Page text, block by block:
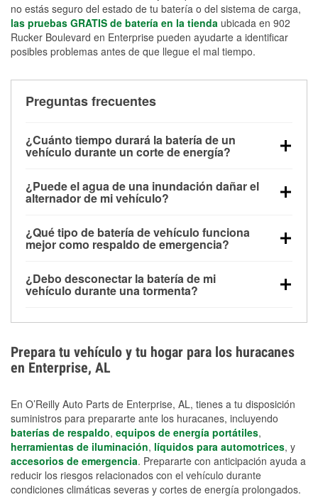
no estás seguro del estado de tu batería o del sistema de carga,
las pruebas GRATIS de batería en la tienda ubicada en 902
Rucker Boulevard en Enterprise pueden ayudarte a identificar
posibles problemas antes de que llegue el mal tiempo.
Preguntas frecuentes
¿Cuánto tiempo durará la batería de un
vehículo durante un corte de energía?
alimentar pequeños accesorios durante un tiempo
limitado, pero el uso repetido sin conducir el vehículo
contar con un equipo de carga de respaldo para
cortes prolongados.
¿Puede el agua de una inundación dañar el
alternador de mi vehículo?
parte baja del compartimento del motor y pueden
dañarse si se sumergen, lo que puede provocar una
días después de la exposición.
¿Qué tipo de batería de vehículo funciona
mejor como respaldo de emergencia?
para aplicaciones de ciclo profundo porque son
selladas, resistentes a las vibraciones y más
¿Debo desconectar la batería de mi
vehículo durante una tormenta?
los daños por inundación. Evitar el agua estancada y
preparar opciones de carga de respaldo son
medidas de protección más efectivas.
Prepara tu vehículo y tu hogar para los huracanes
en Enterprise, AL
En O’Reilly Auto Parts de Enterprise, AL, tienes a tu disposición
suministros para prepararte ante los huracanes, incluyendo
baterías de respaldo, equipos de energía portátiles,
herramientas de iluminación, líquidos para automotrices, y
accesorios de emergencia. Prepararte con anticipación ayuda a
reducir los riesgos relacionados con el vehículo durante
condiciones climáticas severas y cortes de energía prolongados.